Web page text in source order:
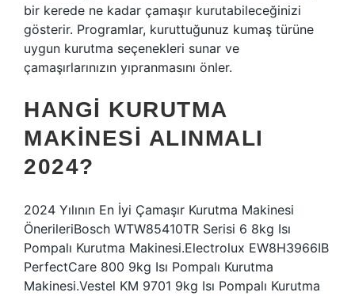
bir kerede ne kadar çamaşır kurutabileceğinizi
gösterir. Programlar, kuruttuğunuz kumaş türüne
uygun kurutma seçenekleri sunar ve
çamaşırlarınızın yıpranmasını önler.
HANGI KURUTMA
MAKINESI ALINMALI
2024?
2024 Yılının En İyi Çamaşır Kurutma Makinesi
ÖnerileriBosch WTW85410TR Serisi 6 8kg Isı
Pompalı Kurutma Makinesi.Electrolux EW8H3966IB
PerfectCare 800 9kg Isı Pompalı Kurutma
Makinesi.Vestel KM 9701 9kg Isı Pompalı Kurutma